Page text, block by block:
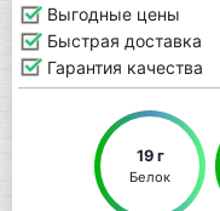
Выгодные цены
Быстрая доставка
Гарантия качества
19 г
Белок